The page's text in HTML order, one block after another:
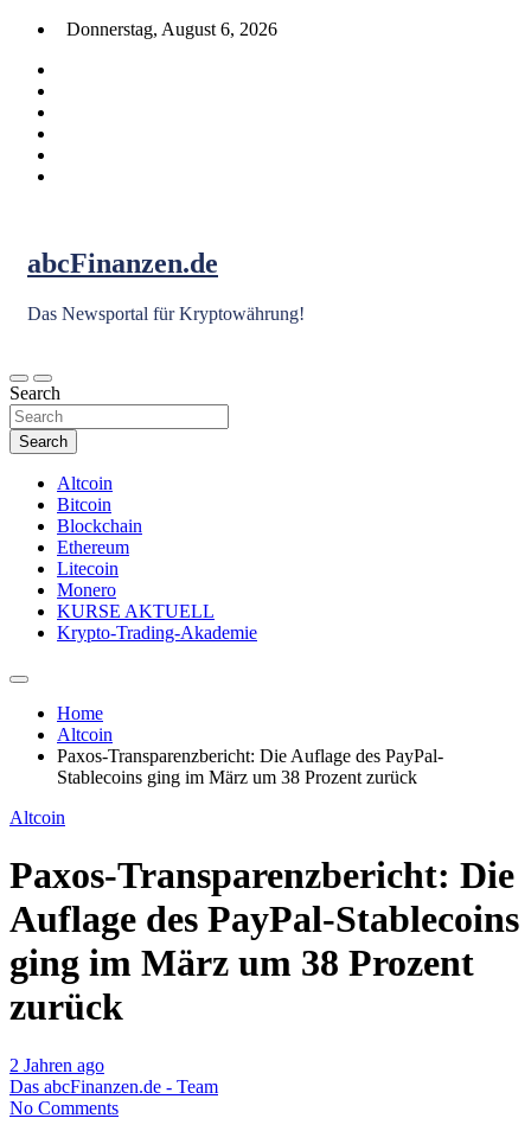
Skip
content
Donnerstag, August 6, 2026
abcFinanzen.de
Das Newsportal für Kryptowährung!
Search
Search
Altcoin
Bitcoin
Blockchain
Ethereum
Litecoin
Monero
KURSE AKTUELL
Krypto-Trading-Akademie
Home
Altcoin
Paxos-Transparenzbericht: Die Auflage des PayPal-
Stablecoins ging im März um 38 Prozent zurück
Altcoin
Paxos-Transparenzbericht: Die
Auflage des PayPal-Stablecoins
ging im März um 38 Prozent
zurück
2 Jahren ago
Das abcFinanzen.de - Team
No Comments